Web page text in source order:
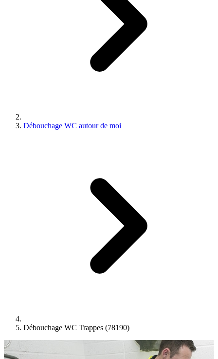
Débouchage WC autour de moi
Débouchage WC Trappes (78190)